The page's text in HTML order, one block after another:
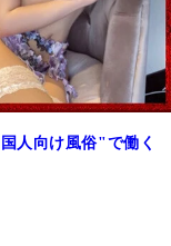
人向け風俗"で働く